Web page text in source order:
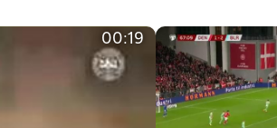
00:19